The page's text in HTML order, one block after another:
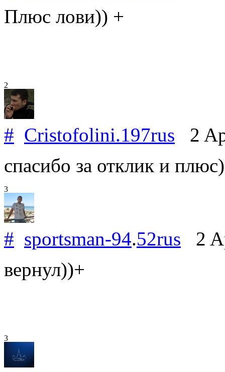
Плюс лови)) +
2
# Cristofolini.197rus 2
спасибо за отклик и
3
# sportsman-94.52rus 2
вернул))+
3